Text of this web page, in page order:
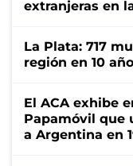
extranjeras en
La Plata: 717
región en 10
El ACA exhibe
Papamóvil que
a Argentina en